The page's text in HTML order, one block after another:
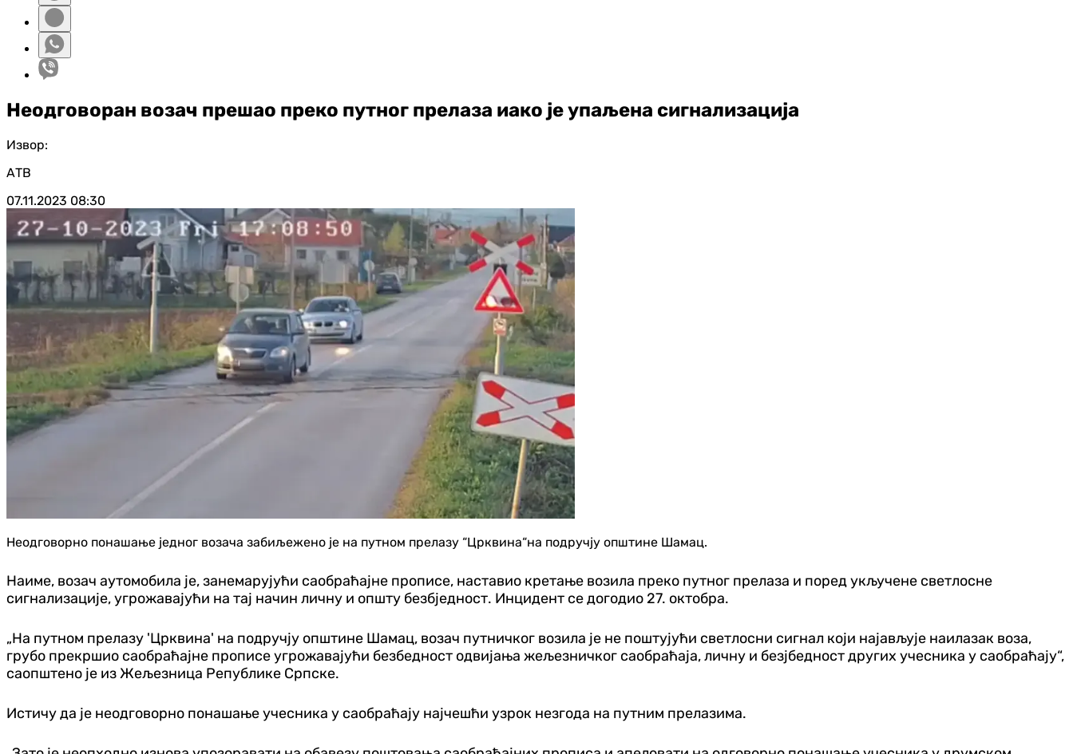
Неодговоран возач прешао преко путног прелаза иако је упаљена сигнализација
Извор:
АТВ
07.11.2023 08:30
Неодговорно понашање једног возача забиљежено је на путном прелазу “Црквина“на подручју општине Шамац.
Наиме, возач аутомобила је, занемарујући саобраћајне прописе, наставио кретање возила преко путног прелаза и поред укључене светлосне
сигнализације, угрожавајући на тај начин личну и општу безбједност. Инцидент се догодио 27. октобра.
„На путном прелазу 'Црквина' на подручју општине Шамац, возач путничког возила је не поштујући светлосни сигнал који најављује наилазак воза,
грубо прекршио саобраћајне прописе угрожавајући безбедност одвијања жељезничког саобраћаја, личну и безјбедност других учесника у саобраћају“,
саопштено је из Жељезница Републике Српске.
Истичу да је неодговорно понашање учесника у саобраћају најчешћи узрок незгода на путним прелазима.